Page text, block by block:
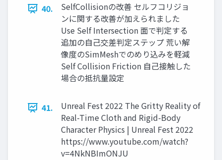
40.
SelfCollisionの改善 セルフコリジョ
ンに関する改善が加えられました
Use Self Intersection 面で判定する
追加の自己交差判定ステップ 荒い解
像度のSimMeshでのめり込みを軽減
Self Collision Friction 自己接触した
場合の抵抗量設定
41.
Unreal Fest 2022 The Gritty Reality of
Real-Time Cloth and Rigid-Body
Character Physics | Unreal Fest 2022
https://www.youtube.com/watch?
v=4NkNBImONJU